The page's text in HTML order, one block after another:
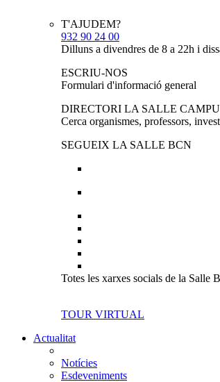
T'AJUDEM?
932 90 24 00
Dilluns a divendres de 8 a 22h i
ESCRIU-NOS
Formulari d'informació general
DIRECTORI LA SALLE
Cerca organismes, professors,
SEGUEIX LA SALLE BCN
Totes les xarxes socials de la Salle
TOUR VIRTUAL
Actualitat
Notícies
Esdeveniments